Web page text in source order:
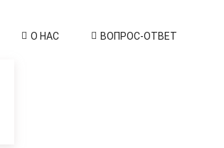
О НАС ВОПРОС-ОТВЕТ